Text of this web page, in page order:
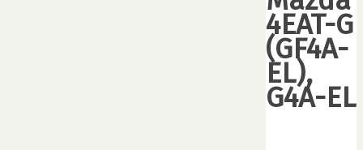
4EAT-G
(GF4A-
EL),
G4A-EL